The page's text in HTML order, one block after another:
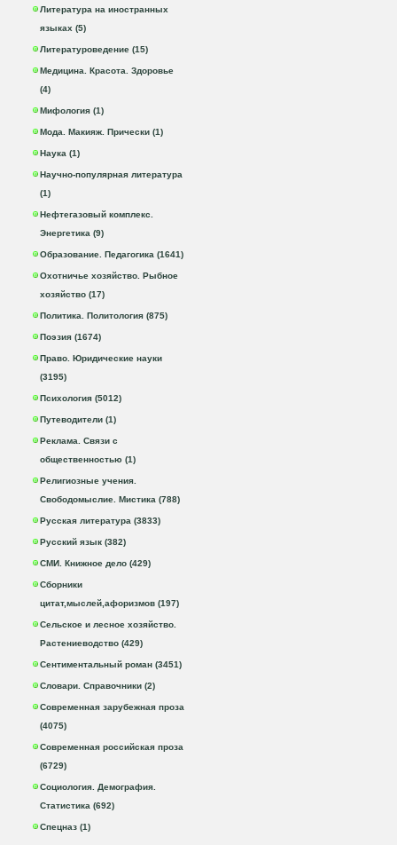
Литература на иностранных
языках (5)
Литературоведение (15)
Медицина. Красота. Здоровье
(4)
Мифология (1)
Мода. Макияж. Прически (1)
Наука (1)
Научно-популярная литература
(1)
Нефтегазовый комплекс.
Энергетика (9)
Образование. Педагогика (1641)
Охотничье хозяйство. Рыбное
хозяйство (17)
Политика. Политология (875)
Поэзия (1674)
Право. Юридические науки
(3195)
Психология (5012)
Путеводители (1)
Реклама. Связи с
общественностью (1)
Религиозные учения.
Свободомыслие. Мистика (788)
Русская литература (3833)
Русский язык (382)
СМИ. Книжное дело (429)
Сборники
цитат,мыслей,афоризмов (197)
Сельское и лесное хозяйство.
Растениеводство (429)
Сентиментальный роман (3451)
Словари. Справочники (2)
Современная зарубежная проза
(4075)
Современная российская проза
(6729)
Социология. Демография.
Статистика (692)
Спецназ (1)